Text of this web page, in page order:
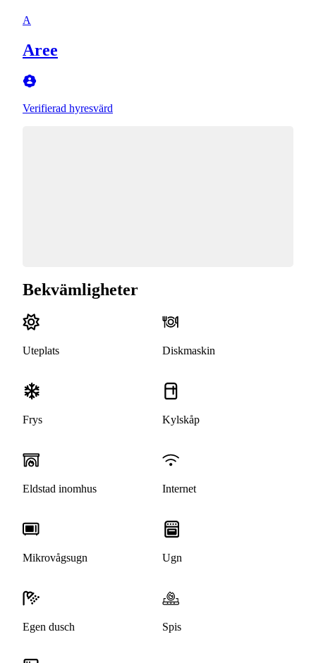
A
Aree
Verifierad hyresvärd
Bekvämligheter
Uteplats Diskmaskin
Frys Kylskåp
Eldstad inomhus Internet
Mikrovågsugn Ugn
Egen dusch Spis